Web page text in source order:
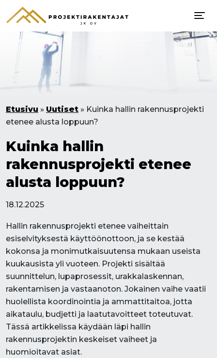
Etusivu » Uutiset » Kuinka hallin rakennusprojekti
etenee alusta loppuun?
Kuinka hallin
rakennusprojekti etenee
alusta loppuun?
18.12.2025
Hallin rakennusprojekti etenee vaiheittain
esiselvityksestä käyttöönottoon, ja se kestää
kokonsa ja monimutkaisuutensa mukaan useista
kuukausista yli vuoteen. Projekti sisältää
suunnittelun, lupaprosessit, urakkalaskennan,
rakentamisen ja vastaanoton. Jokainen vaihe vaatii
huolellista koordinointia ja ammattitaitoa, jotta
aikataulu, budjetti ja laatutavoitteet toteutuvat.
Tässä artikkelissa käydään läpi hallin
rakennusprojektin keskeiset vaiheet ja
huomioitavat asiat.